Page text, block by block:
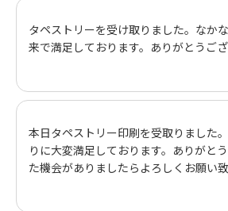
タペストリーを受け取りました。なか
来で満足しております。ありがとうござ
本日タペストリー印刷を受取りました
りに大変満足しております。ありがと
た機会がありましたらよろしくお願い致